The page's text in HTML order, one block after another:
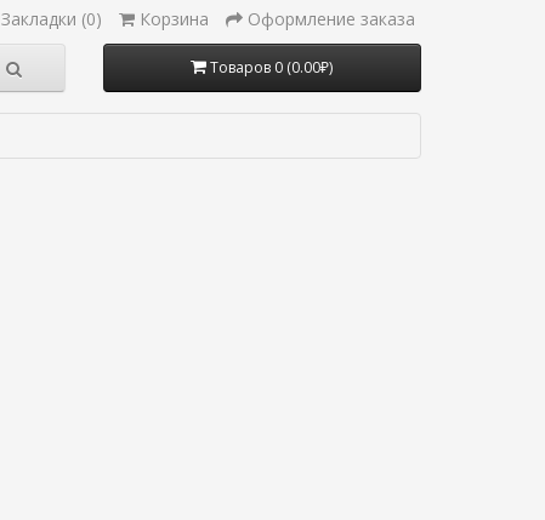
Закладки (0) Корзина Оформление заказа
Товаров 0 (0.00₽)